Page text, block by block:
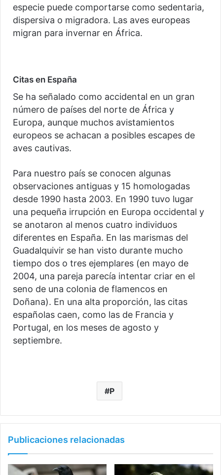
especie puede comportarse como sedentaria,
dispersiva o migradora. Las aves europeas
migran para invernar en África.
Citas en España
Se ha señalado como accidental en un gran
número de países del norte de África y
Europa, aunque muchos avistamientos
europeos se achacan a posibles escapes de
aves cautivas.
Para nuestro país se conocen algunas
observaciones antiguas y 15 homologadas
desde 1990 hasta 2003. En 1990 tuvo lugar
una pequeña irrupción en Europa occidental y
se anotaron al menos cuatro individuos
diferentes en España. En las marismas del
Guadalquivir se han visto durante mucho
tiempo dos o tres ejemplares (en mayo de
2004, una pareja parecía intentar criar en el
seno de una colonia de flamencos en
Doñana). En una alta proporción, las citas
españolas caen, como las de Francia y
Portugal, en los meses de agosto y
septiembre.
P
Publicaciones relacionadas